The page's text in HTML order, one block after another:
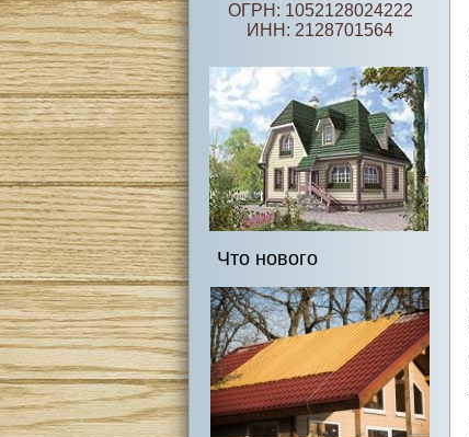
ОГРН: 1052128024222
ИНН: 2128701564
Что нового